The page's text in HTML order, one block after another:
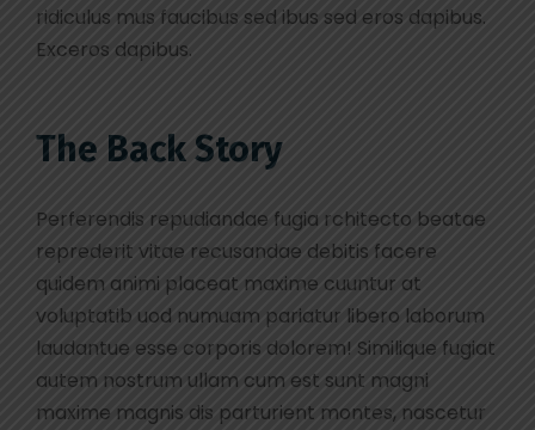
ridiculus mus faucibus sed ibus sed eros dapibus.
Exceros dapibus.
The Back Story
Perferendis repudiandae fugia rchitecto beatae
reprederit vitae recusandae debitis facere
quidem animi placeat maxime cuuntur at
voluptatib uod numuam pariatur libero laborum
laudantue esse corporis dolorem! Similique fugiat
autem nostrum ullam cum est sunt magni
maxime magnis dis parturient montes, nascetur